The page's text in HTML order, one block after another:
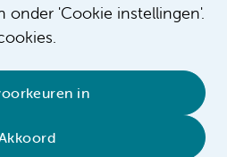
onder 'Cookie instellingen'.
in
suggestion